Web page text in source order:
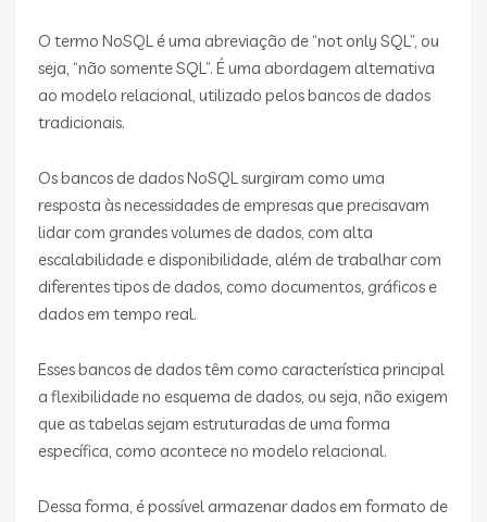
O termo NoSQL é uma abreviação de “not only SQL”, ou
seja, “não somente SQL”. É uma abordagem alternativa
ao modelo relacional, utilizado pelos bancos de dados
tradicionais.
Os bancos de dados NoSQL surgiram como uma
resposta às necessidades de empresas que precisavam
lidar com grandes volumes de dados, com alta
escalabilidade e disponibilidade, além de trabalhar com
diferentes tipos de dados, como documentos, gráficos e
dados em tempo real.
Esses bancos de dados têm como característica principal
a flexibilidade no esquema de dados, ou seja, não exigem
que as tabelas sejam estruturadas de uma forma
específica, como acontece no modelo relacional.
Dessa forma, é possível armazenar dados em formato de